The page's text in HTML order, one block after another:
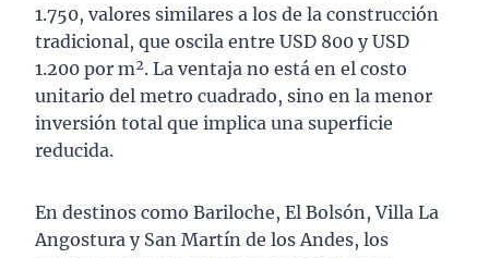
1.750, valores similares a los de la construcción
tradicional, que oscila entre USD 800 y USD
1.200 por m². La ventaja no está en el costo
unitario del metro cuadrado, sino en la menor
inversión total que implica una superficie
reducida.
En destinos como Bariloche, El Bolsón, Villa La
Angostura y San Martín de los Andes, los